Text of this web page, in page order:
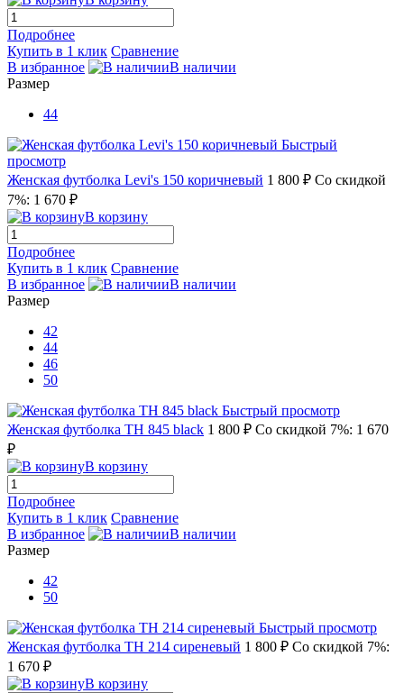
Подробнее
Купить в 1 клик Сравнение
В избранное
В наличии
Размер
44
Быстрый
просмотр
Женская футболка Levi's 150 коричневый 1 800 ₽ Со скидкой
7%: 1 670 ₽
В корзину
Подробнее
Купить в 1 клик Сравнение
В избранное
В наличии
Размер
42
44
46
50
Быстрый просмотр
Женская футболка TH 845 black 1 800 ₽ Со скидкой 7%: 1 670
₽
В корзину
Подробнее
Купить в 1 клик Сравнение
В избранное
В наличии
Размер
42
50
Быстрый просмотр
Женская футболка TH 214 сиреневый 1 800 ₽ Со скидкой 7%:
1 670 ₽
В корзину